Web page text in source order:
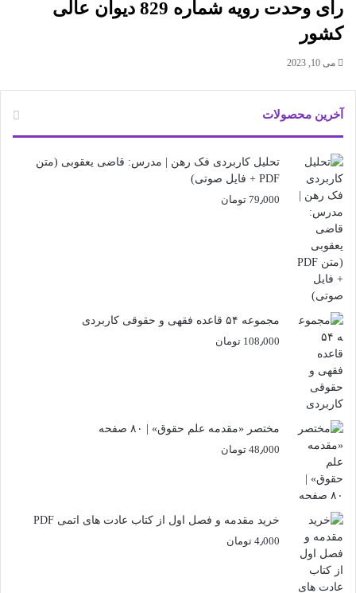
رای وحدت رویه شماره 829 دیوان عالی
کشور
می 10, 2023
آخرین محصولات
تحلیل کاربردی فک رهن | مدرس: قاضی یعقوبی (متن
PDF + فایل صوتی)
79٫000 تومان
مجموعه ۵۴ قاعده فقهی و حقوقی کاربردی
108٫000 تومان
مختصر «مقدمه علم حقوق» | ۸۰ صفحه
48٫000 تومان
خرید مقدمه و فصل اول از کتاب عادت های اتمی PDF
4٫000 تومان